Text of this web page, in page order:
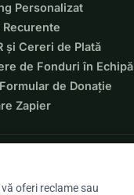
Personalizat
Recurente
și Cereri de Plată
de Fonduri în Echipă
de Donație
Zapier
oferi reclame sau